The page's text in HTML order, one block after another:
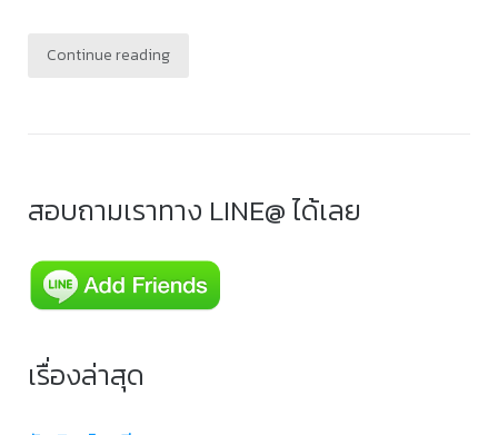
Continue reading
สอบถามเราทาง LINE@ ได้เลย
เรื่องล่าสุด